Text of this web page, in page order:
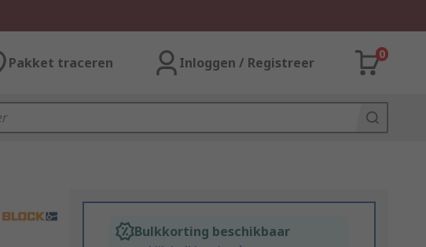
Pakket traceren Inloggen / Registreer
0
Bulkkorting beschikbaar